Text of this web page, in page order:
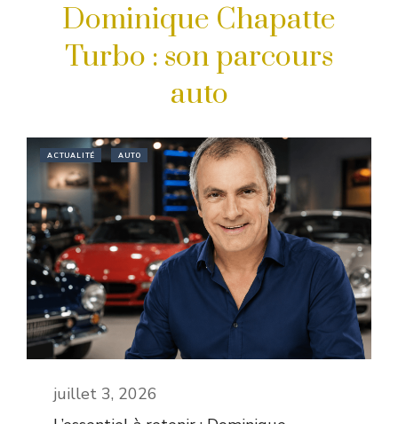
Dominique Chapatte
Turbo : son parcours
auto
ACTUALITÉ AUTO
juillet 3, 2026